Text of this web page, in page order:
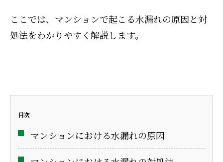
ここでは、マンションで起こる水漏れの原因と対
処法をわかりやすく解説します。
目次
マンションにおける水漏れの原因